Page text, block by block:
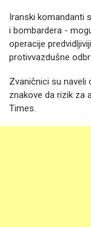
Iranski komandanti
i bombardera -
operacije
protivvazdušne
Zvaničnici su naveli
znakove da rizik za
Times.